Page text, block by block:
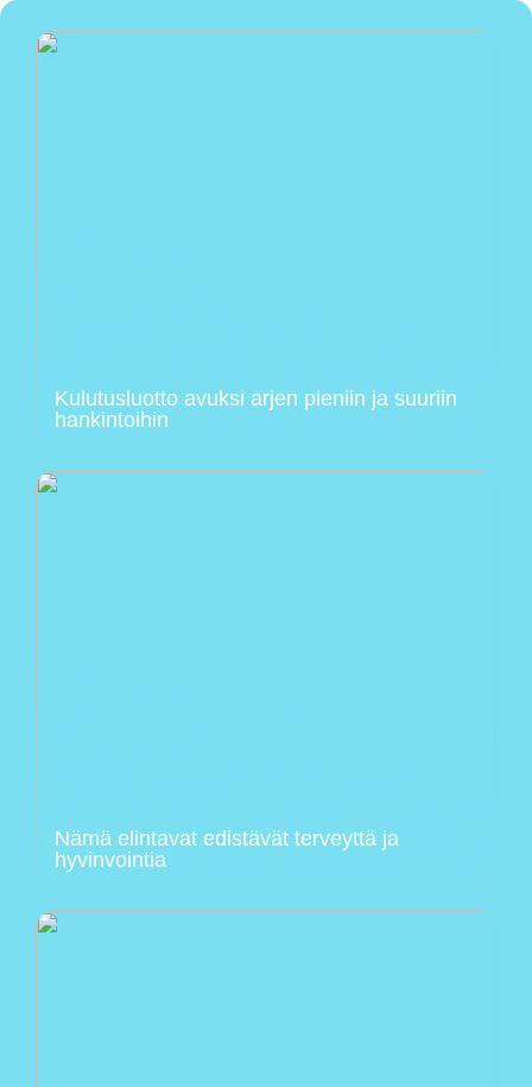
Kulutusluotto avuksi arjen pieniin ja suuriin
hankintoihin
Nämä elintavat edistävät terveyttä ja
hyvinvointia